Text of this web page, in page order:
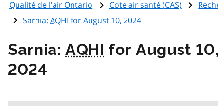
Qualité de l'air Ontario Cote air santé (CAS)
Sarnia:AQHI for August 10, 2024
Sarnia:AQHI for August
2024